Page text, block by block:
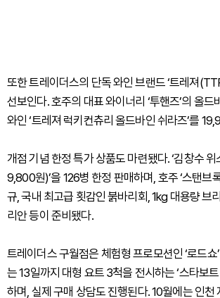
또한 트레이더스의 단독 와인 브랜드 ‘트레져
선보인다. 호주의 대표 와이너리 ‘투핸즈’의 올
와인 ‘트레져 럭키컨츄리 올드바인 쉬라즈’를
개점 기념 한정 특가 상품도 마련됐다. ‘김창수
9,800원)’을 126병 한정 판매하며, 호주 ‘스탠브
규, 국내 최고급 횟감인 붉바리회, 1kg 대용량 브
리안 등이 준비됐다.
트레이더스 구월점은 체험형 프로모션인 ‘로드쇼
는 13일까지 대형 요트 3척을 전시하는 ‘스타보
하며, 실제 구매 상담도 진행된다. 10월에는 인천